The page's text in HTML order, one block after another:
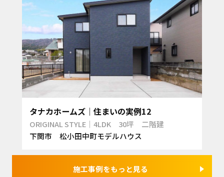
タナカホームズ｜住まいの実例12
ORIGINAL STYLE｜4LDK 30坪 二階建
下関市 松小田中町モデルハウス
施工事例をもっと見る